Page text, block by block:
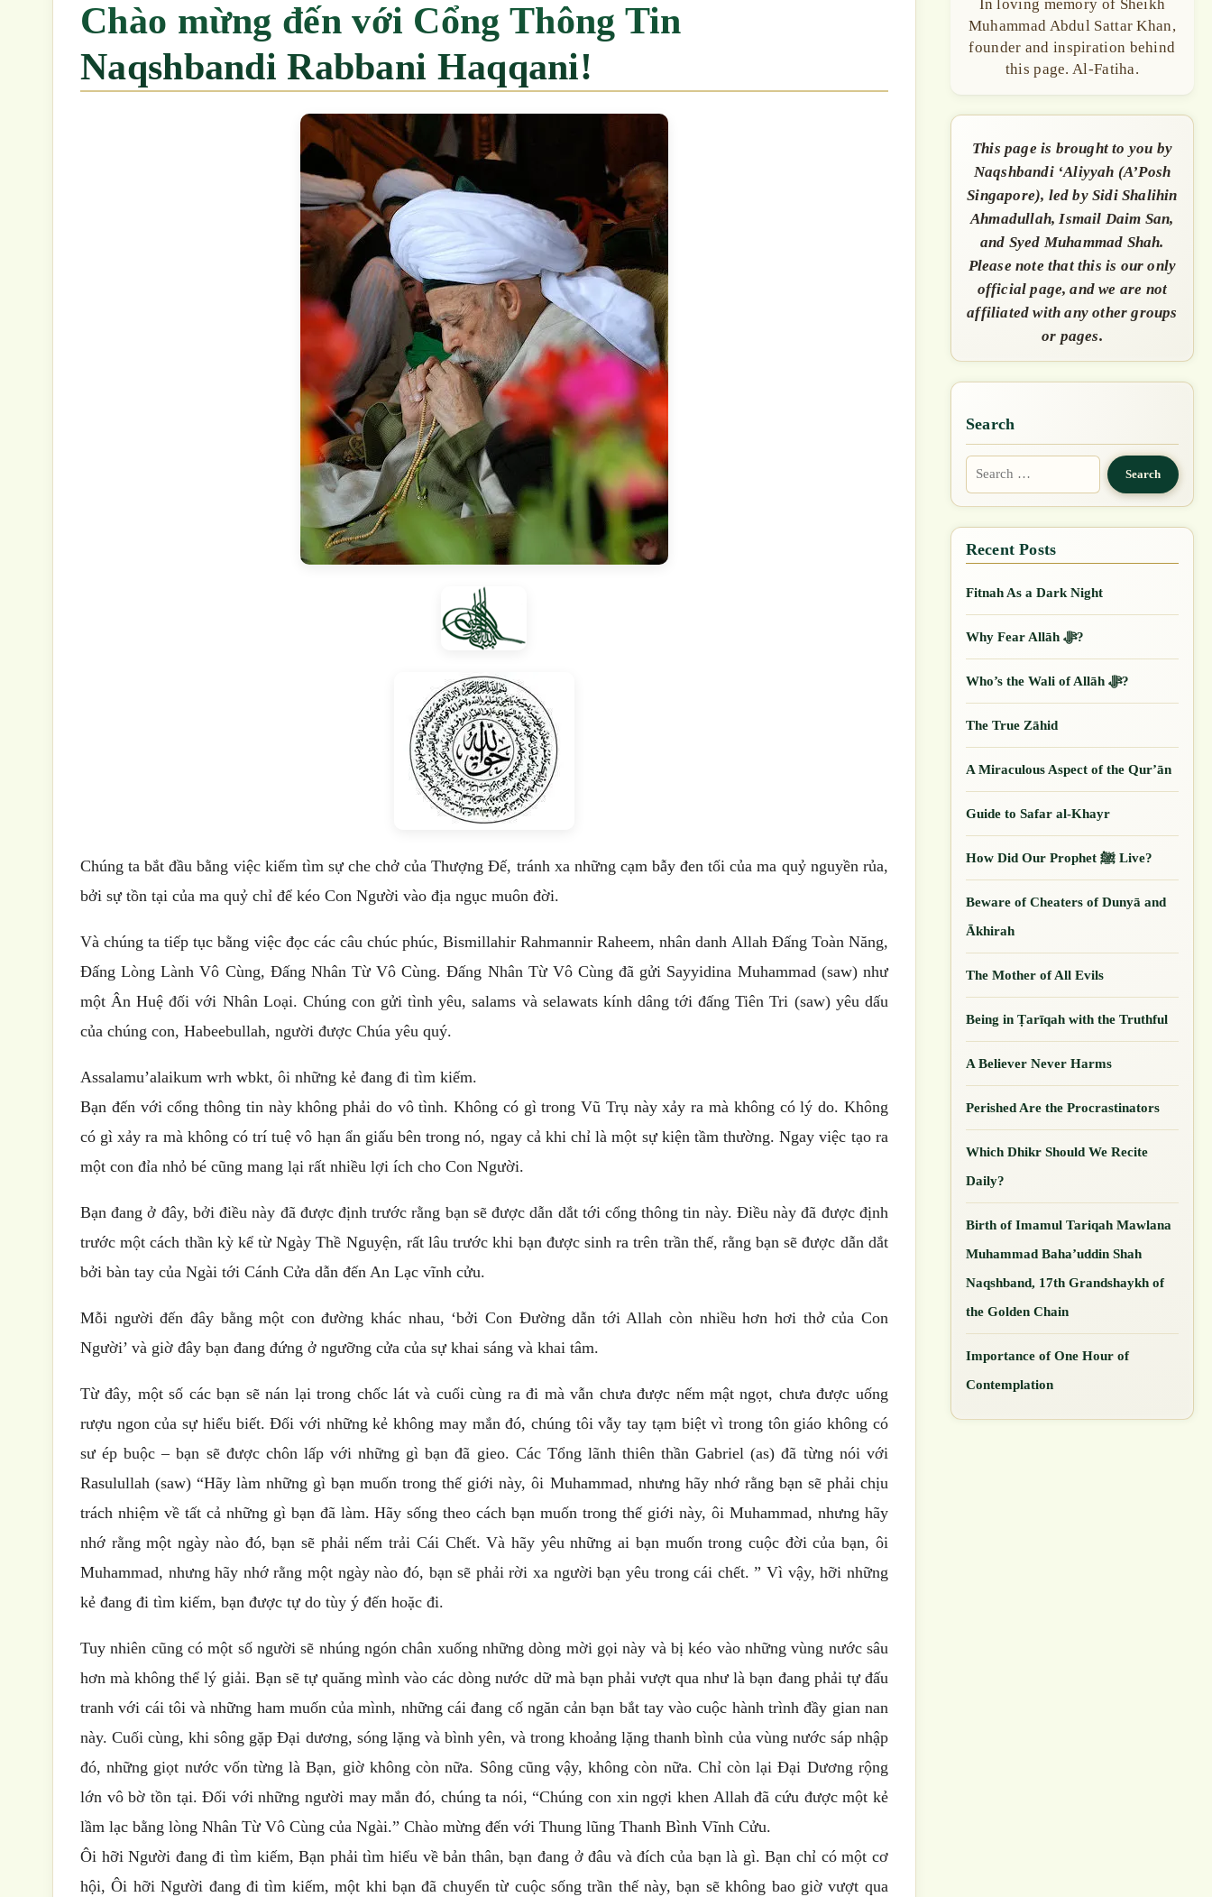
Chào mừng đến với Cổng Thông Tin
Naqshbandi Rabbani Haqqani!
Chúng ta bắt đầu bằng việc kiếm tìm sự che chở của Thượng Đế, tránh xa những cạm bẫy đen tối của ma quỷ nguyền rủa,
bởi sự tồn tại của ma quỷ chỉ để kéo Con Người vào địa ngục muôn đời.
Và chúng ta tiếp tục bằng việc đọc các câu chúc phúc, Bismillahir Rahmannir Raheem, nhân danh Allah Đấng Toàn Năng,
Đấng Lòng Lành Vô Cùng, Đấng Nhân Từ Vô Cùng. Đấng Nhân Từ Vô Cùng đã gửi Sayyidina Muhammad (saw) như
một Ân Huệ đối với Nhân Loại. Chúng con gửi tình yêu, salams và selawats kính dâng tới đấng Tiên Tri (saw) yêu dấu
của chúng con, Habeebullah, người được Chúa yêu quý.
Assalamu’alaikum wrh wbkt, ôi những kẻ đang đi tìm kiếm.
Bạn đến với cổng thông tin này không phải do vô tình. Không có gì trong Vũ Trụ này xảy ra mà không có lý do. Không
có gì xảy ra mà không có trí tuệ vô hạn ẩn giấu bên trong nó, ngay cả khi chỉ là một sự kiện tầm thường. Ngay việc tạo ra
một con đỉa nhỏ bé cũng mang lại rất nhiều lợi ích cho Con Người.
Bạn đang ở đây, bởi điều này đã được định trước rằng bạn sẽ được dẫn dắt tới cổng thông tin này. Điều này đã được định
trước một cách thần kỳ kể từ Ngày Thề Nguyện, rất lâu trước khi bạn được sinh ra trên trần thế, rằng bạn sẽ được dẫn dắt
bởi bàn tay của Ngài tới Cánh Cửa dẫn đến An Lạc vĩnh cửu.
Mỗi người đến đây bằng một con đường khác nhau, ‘bởi Con Đường dẫn tới Allah còn nhiều hơn hơi thở của Con
Người’ và giờ đây bạn đang đứng ở ngưỡng cửa của sự khai sáng và khai tâm.
Từ đây, một số các bạn sẽ nán lại trong chốc lát và cuối cùng ra đi mà vẫn chưa được nếm mật ngọt, chưa được uống
rượu ngon của sự hiểu biết. Đối với những kẻ không may mắn đó, chúng tôi vẫy tay tạm biệt vì trong tôn giáo không có
sư ép buộc – bạn sẽ được chôn lấp với những gì bạn đã gieo. Các Tổng lãnh thiên thần Gabriel (as) đã từng nói với
Rasulullah (saw) “Hãy làm những gì bạn muốn trong thế giới này, ôi Muhammad, nhưng hãy nhớ rằng bạn sẽ phải chịu
trách nhiệm về tất cả những gì bạn đã làm. Hãy sống theo cách bạn muốn trong thế giới này, ôi Muhammad, nhưng hãy
nhớ rằng một ngày nào đó, bạn sẽ phải nếm trải Cái Chết. Và hãy yêu những ai bạn muốn trong cuộc đời của bạn, ôi
Muhammad, nhưng hãy nhớ rằng một ngày nào đó, bạn sẽ phải rời xa người bạn yêu trong cái chết. ” Vì vậy, hỡi những
kẻ đang đi tìm kiếm, bạn được tự do tùy ý đến hoặc đi.
Tuy nhiên cũng có một số người sẽ nhúng ngón chân xuống những dòng mời gọi này và bị kéo vào những vùng nước sâu
hơn mà không thể lý giải. Bạn sẽ tự quăng mình vào các dòng nước dữ mà bạn phải vượt qua như là bạn đang phải tự đấu
tranh với cái tôi và những ham muốn của mình, những cái đang cố ngăn cản bạn bắt tay vào cuộc hành trình đầy gian nan
này. Cuối cùng, khi sông gặp Đại dương, sóng lặng và bình yên, và trong khoảng lặng thanh bình của vùng nước sáp nhập
đó, những giọt nước vốn từng là Bạn, giờ không còn nữa. Sông cũng vậy, không còn nữa. Chỉ còn lại Đại Dương rộng
lớn vô bờ tồn tại. Đối với những người may mắn đó, chúng ta nói, “Chúng con xin ngợi khen Allah đã cứu được một kẻ
lầm lạc bằng lòng Nhân Từ Vô Cùng của Ngài.” Chào mừng đến với Thung lũng Thanh Bình Vĩnh Cửu.
Ôi hỡi Người đang đi tìm kiếm, Bạn phải tìm hiểu về bản thân, bạn đang ở đâu và đích của bạn là gì. Bạn chỉ có một cơ
hội, Ôi hỡi Người đang đi tìm kiếm, một khi bạn đã chuyển từ cuộc sống trần thế này, bạn sẽ không bao giờ vượt qua
In loving memory of Sheikh
Muhammad Abdul Sattar Khan,
founder and inspiration behind
this page. Al-Fatiha.
This page is brought to you by
Naqshbandi ‘Aliyyah (A’Posh
Singapore), led by Sidi Shalihin
Ahmadullah, Ismail Daim San,
and Syed Muhammad Shah.
Please note that this is our only
official page, and we are not
affiliated with any other groups
or pages.
Search
Search
for:
Fitnah As a Dark Night
Why Fear Allāh ﷻ?
Who’s the Wali of Allāh ﷻ?
The True Zāhid
A Miraculous Aspect of the Qur’ān
Guide to Safar al-Khayr
How Did Our ‎Prophet ﷺ Live?
Beware of Cheaters of Dunyā and
Ākhirah
The Mother of All Evils
Being in Ṭarīqah with the Truthful
A Believer Never Harms
Perished Are the Procrastinators
Which Dhikr Should We Recite
Daily?
Birth of Imamul Tariqah Mawlana
Muhammad Baha’uddin Shah
Naqshband, 17th Grandshaykh of
the Golden Chain
Importance of One Hour of
Contemplation